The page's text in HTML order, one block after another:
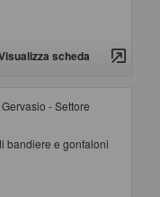
scheda
- Settore
bandiere e gonfaloni